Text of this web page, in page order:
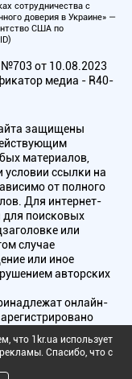
сотрудничества с
доверия в Украине» —
США по
от 10.08.2023
медиа - R40-
защищены
материалов,
условии ссылки на
от полного
Для интернет-
для поисковых
или
случае
или иное
авторских
онлайн-
что 1kr.ua использует
Спасибо, что с